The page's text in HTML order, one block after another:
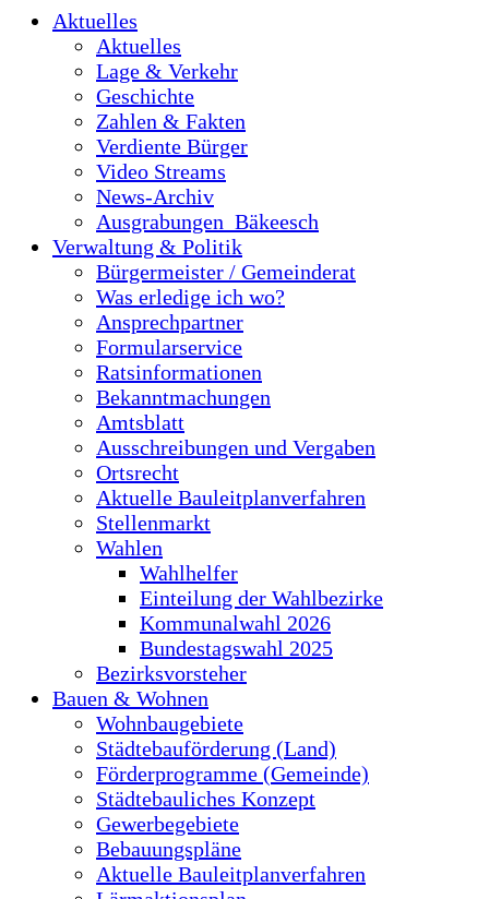
Aktuelles
Aktuelles
Lage & Verkehr
Geschichte
Zahlen & Fakten
Verdiente Bürger
Video Streams
News-Archiv
Ausgrabungen_Bäkeesch
Verwaltung & Politik
Bürgermeister / Gemeinderat
Was erledige ich wo?
Ansprechpartner
Formularservice
Ratsinformationen
Bekanntmachungen
Amtsblatt
Ausschreibungen und Vergaben
Ortsrecht
Aktuelle Bauleitplanverfahren
Stellenmarkt
Wahlen
Wahlhelfer
Einteilung der Wahlbezirke
Kommunalwahl 2026
Bundestagswahl 2025
Bezirksvorsteher
Bauen & Wohnen
Wohnbaugebiete
Städtebauförderung (Land)
Förderprogramme (Gemeinde)
Städtebauliches Konzept
Gewerbegebiete
Bebauungspläne
Aktuelle Bauleitplanverfahren